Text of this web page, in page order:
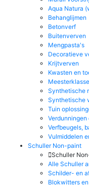
Aqua Natura
Behanglijmen
Betonverf
Buitenverven
Mengpasta's
Decoratieve
Krijtverven
Kwasten en
Synthetische
Synthetische
Tuin
Verdunningen
Verfbeugels,
Vulmiddelen
Schuller Non-paint
Schuller
Alle Schuller
Schilder- en
Blokwitters